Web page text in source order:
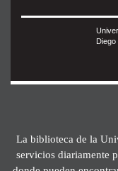
La biblioteca de la
servicios diariamente